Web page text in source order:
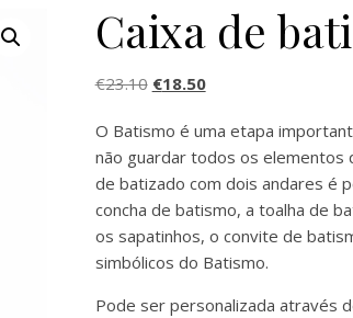
Caixa de
€23.10 O preço original era: €23.10.
€18.50O preço atual é:
O Batismo é uma etapa
não guardar todos os elementos
de batizado com dois andares é
concha de batismo, a toalha de
os sapatinhos, o convite de
simbólicos do Batismo.
Pode ser personalizada através